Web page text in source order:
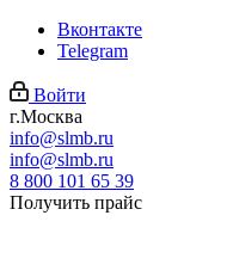
Вконтакте
Telegram
Войти
г.Москва
info@slmb.ru
info@slmb.ru
8 800 101 65 39
Получить прайс